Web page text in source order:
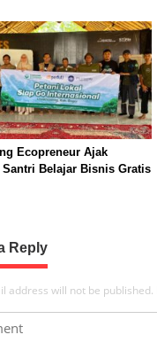
o
n
Ecopreneur Ajak
Santri Belajar Bisnis Gratis
Reply
address will not be published.